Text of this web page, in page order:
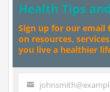
Health Tips
Sign up for our email
on resources,
you live a healthier
Your